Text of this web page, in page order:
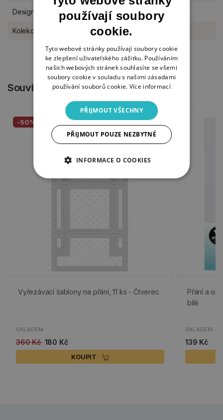
Designér Creative Craft Lab
Kolekce Studio Light Essentials
Související produkty
-50%
Vyřezávací šablony na přání, 11 ks - Čtverec
SKLADEM
360 Kč 180 Kč
KOUPIT
Přání a
bílé
SKLADEM
139 Kč
používají soubory
cookie.
Tyto webové stránky používají soubory cookie
ke zlepšení uživatelského zážitku. Používáním
našich webových stránek souhlasíte se všemi
soubory cookie v souladu s našimi zásadami
používání souborů cookie. Více informací
PŘIJMOUT VŠECHNY
PŘIJMOUT POUZE NEZBYTNÉ
INFORMACE O COOKIES